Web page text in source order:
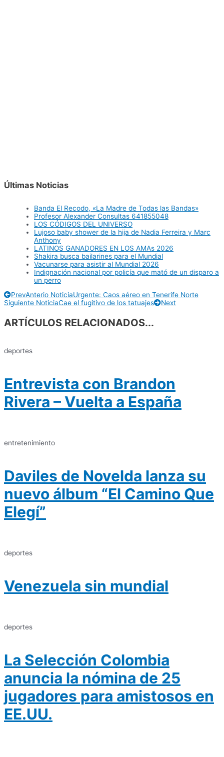
Últimas Noticias
Banda El Recodo, «La Madre de Todas las Bandas»
Profesor Alexander Consultas 641855048
LOS CÓDIGOS DEL UNIVERSO
Lujoso baby shower de la hija de Nadia Ferreira y Marc
Anthony
LATINOS GANADORES EN LOS AMAs 2026
Shakira busca bailarines para el Mundial
Vacunarse para asistir al Mundial 2026
Indignación nacional por policía que mató de un disparo a
un perro
PrevAnterio NoticiaUrgente: Caos aéreo en Tenerife Norte
Siguiente NoticiaCae el fugitivo de los tatuajes Next
ARTÍCULOS RELACIONADOS...
deportes
Entrevista con Brandon
Rivera – Vuelta a España
entretenimiento
Daviles de Novelda lanza su
nuevo álbum “El Camino Que
Elegí”
deportes
Venezuela sin mundial
deportes
La Selección Colombia
anuncia la nómina de 25
jugadores para amistosos en
EE.UU.